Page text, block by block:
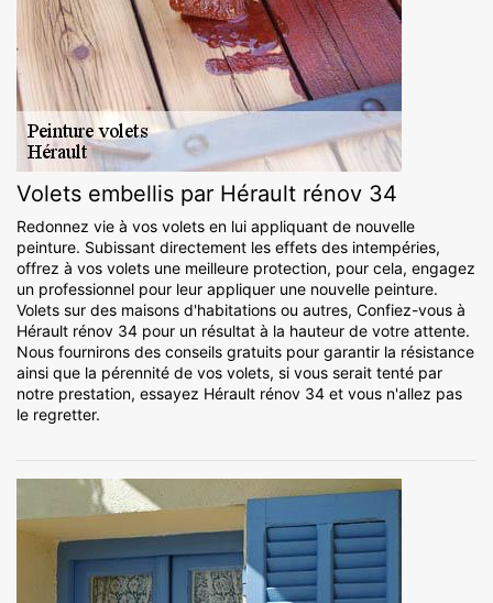
Volets embellis par Hérault rénov 34
Redonnez vie à vos volets en lui appliquant de nouvelle
peinture. Subissant directement les effets des intempéries,
offrez à vos volets une meilleure protection, pour cela, engagez
un professionnel pour leur appliquer une nouvelle peinture.
Volets sur des maisons d'habitations ou autres, Confiez-vous à
Hérault rénov 34 pour un résultat à la hauteur de votre attente.
Nous fournirons des conseils gratuits pour garantir la résistance
ainsi que la pérennité de vos volets, si vous serait tenté par
notre prestation, essayez Hérault rénov 34 et vous n'allez pas
le regretter.